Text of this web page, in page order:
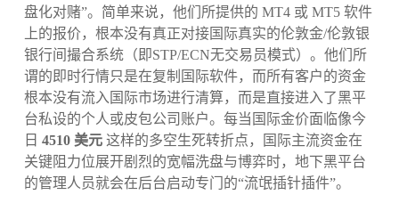
盘化对赌”。简单来说，他们所提供的 MT4 或 MT5 软件
上的报价，根本没有真正对接国际真实的伦敦金/伦敦银
银行间撮合系统（即STP/ECN无交易员模式）。他们所
谓的即时行情只是在复制国际软件，而所有客户的资金
根本没有流入国际市场进行清算，而是直接进入了黑平
台私设的个人或皮包公司账户。每当国际金价面临像今
日 4510 美元这样的多空生死转折点，国际主流资金在
关键阻力位展开剧烈的宽幅洗盘与博弈时，地下黑平台
的管理人员就会在后台启动专门的“流氓插针插件”。